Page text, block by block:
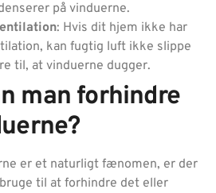
på vinduerne.
: Hvis dit hjem ikke har
kan fugtig luft ikke slippe
til, at vinduerne dugger.
man forhindre
er et naturligt fænomen, er der
til at forhindre det eller